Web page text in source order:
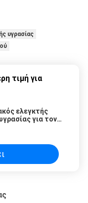
υγρασίας
τιμή για
ελεγκτής
για τον